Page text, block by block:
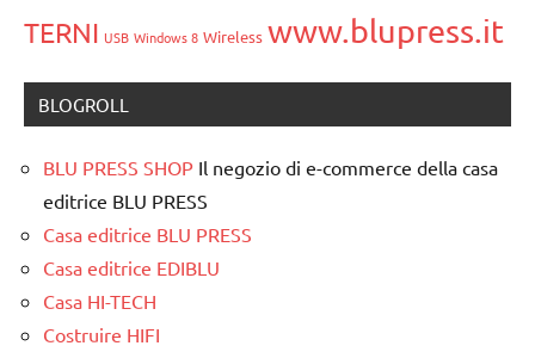
TERNI USB Windows 8 Wireless www.blupress.it
BLOGROLL
BLU PRESS SHOP Il negozio di e-commerce della casa
editrice BLU PRESS
Casa editrice BLU PRESS
Casa editrice EDIBLU
Casa HI-TECH
Costruire HIFI